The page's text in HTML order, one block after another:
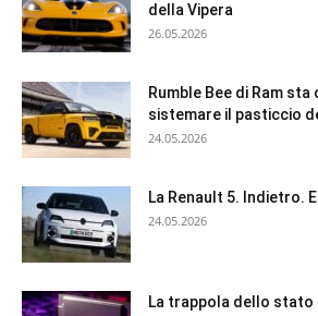
della Vipera
26.05.2026
Rumble Bee di Ram
sistemare il pasticcio
24.05.2026
La Renault 5. Indietro.
24.05.2026
La trappola dello stato